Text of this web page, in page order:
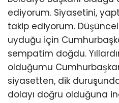
ediyorum. Siyasetini,
takip ediyorum.
uyduğu için
sempatim doğdu.
olduğumu
siyasetten, dik
dolayı doğru olduğuna